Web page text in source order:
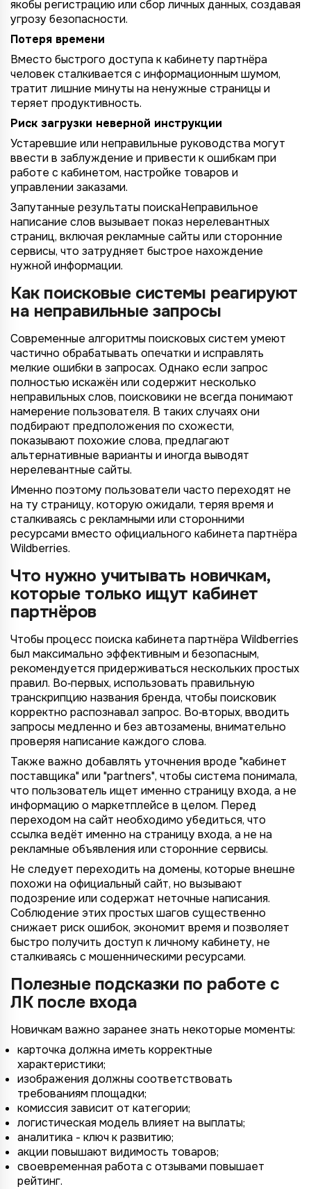
якобы регистрацию или сбор личных данных, создавая
угрозу безопасности.
Потеря времени
Вместо быстрого доступа к кабинету партнёра
человек сталкивается с информационным шумом,
тратит лишние минуты на ненужные страницы и
теряет продуктивность.
Риск загрузки неверной инструкции
Устаревшие или неправильные руководства могут
ввести в заблуждение и привести к ошибкам при
работе с кабинетом, настройке товаров и
управлении заказами.
Запутанные результаты поискаНеправильное
написание слов вызывает показ нерелевантных
страниц, включая рекламные сайты или сторонние
сервисы, что затрудняет быстрое нахождение
нужной информации.
Как поисковые системы реагируют
на неправильные запросы
Современные алгоритмы поисковых систем умеют
частично обрабатывать опечатки и исправлять
мелкие ошибки в запросах. Однако если запрос
полностью искажён или содержит несколько
неправильных слов, поисковики не всегда понимают
намерение пользователя. В таких случаях они
подбирают предположения по схожести,
показывают похожие слова, предлагают
альтернативные варианты и иногда выводят
нерелевантные сайты.
Именно поэтому пользователи часто переходят не
на ту страницу, которую ожидали, теряя время и
сталкиваясь с рекламными или сторонними
ресурсами вместо официального кабинета партнёра
Wildberries.
Что нужно учитывать новичкам,
которые только ищут кабинет
партнёров
Чтобы процесс поиска кабинета партнёра Wildberries
был максимально эффективным и безопасным,
рекомендуется придерживаться нескольких простых
правил. Во‑первых, использовать правильную
транскрипцию названия бренда, чтобы поисковик
корректно распознавал запрос. Во‑вторых, вводить
запросы медленно и без автозамены, внимательно
проверяя написание каждого слова.
Также важно добавлять уточнения вроде "кабинет
поставщика" или "partners", чтобы система понимала,
что пользователь ищет именно страницу входа, а не
информацию о маркетплейсе в целом. Перед
переходом на сайт необходимо убедиться, что
ссылка ведёт именно на страницу входа, а не на
рекламные объявления или сторонние сервисы.
Не следует переходить на домены, которые внешне
похожи на официальный сайт, но вызывают
подозрение или содержат неточные написания.
Соблюдение этих простых шагов существенно
снижает риск ошибок, экономит время и позволяет
быстро получить доступ к личному кабинету, не
сталкиваясь с мошенническими ресурсами.
Полезные подсказки по работе с
ЛК после входа
Новичкам важно заранее знать некоторые моменты:
карточка должна иметь корректные
характеристики;
изображения должны соответствовать
требованиям площадки;
комиссия зависит от категории;
логистическая модель влияет на выплаты;
аналитика - ключ к развитию;
акции повышают видимость товаров;
своевременная работа с отзывами повышает
рейтинг.